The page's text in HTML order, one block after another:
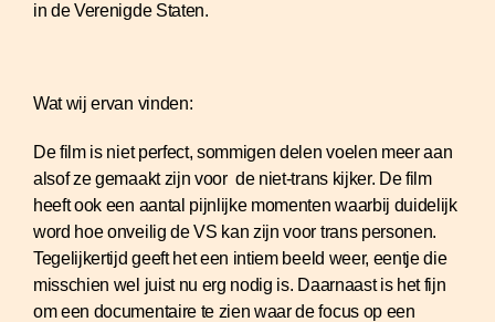
in de Verenigde Staten.
Wat wij ervan vinden:
De film is niet perfect, sommigen delen voelen meer aan
alsof ze gemaakt zijn voor de niet-trans kijker. De film
heeft ook een aantal pijnlijke momenten waarbij duidelijk
word hoe onveilig de VS kan zijn voor trans personen.
Tegelijkertijd geeft het een intiem beeld weer, eentje die
misschien wel juist nu erg nodig is. Daarnaast is het fijn
om een documentaire te zien waar de focus op een